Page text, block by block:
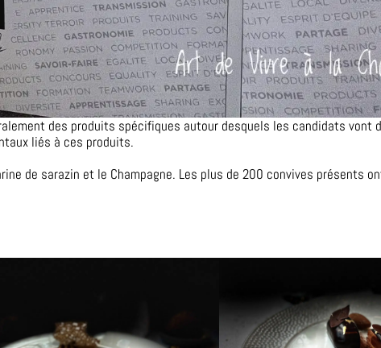
des produits spécifiques autour desquels les candidats vont
liés à ces produits.
de sarazin et le Champagne. Les plus de 200 convives présents